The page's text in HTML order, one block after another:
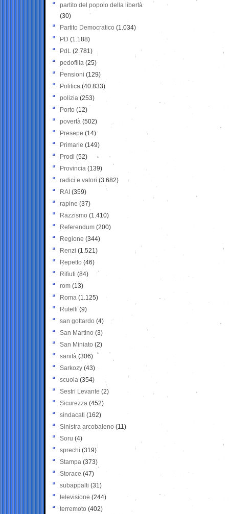
partito del popolo della libertà
(30)
Partito Democratico (1.034)
PD (1.188)
PdL (2.781)
pedofilia (25)
Pensioni (129)
Politica (40.833)
polizia (253)
Porto (12)
povertà (502)
Presepe (14)
Primarie (149)
Prodi (52)
Provincia (139)
radici e valori (3.682)
RAI (359)
rapine (37)
Razzismo (1.410)
Referendum (200)
Regione (344)
Renzi (1.521)
Repetto (46)
Rifiuti (84)
rom (13)
Roma (1.125)
Rutelli (9)
san gottardo (4)
San Martino (3)
San Miniato (2)
sanità (306)
Sarkozy (43)
scuola (354)
Sestri Levante (2)
Sicurezza (452)
sindacati (162)
Sinistra arcobaleno (11)
Soru (4)
sprechi (319)
Stampa (373)
Storace (47)
subappalti (31)
televisione(244)
terremoto (402)